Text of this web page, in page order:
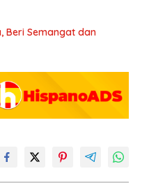
Beri Semangat dan